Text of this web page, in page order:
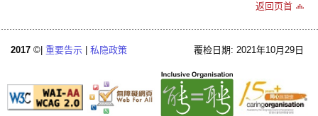
返回页首
2017 ©| 重要告示 私隐政策 覆检日期: 2021年10月29日